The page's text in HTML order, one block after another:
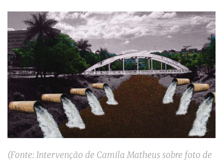
(Fonte: Intervenção de Camila Matheus sobre foto de